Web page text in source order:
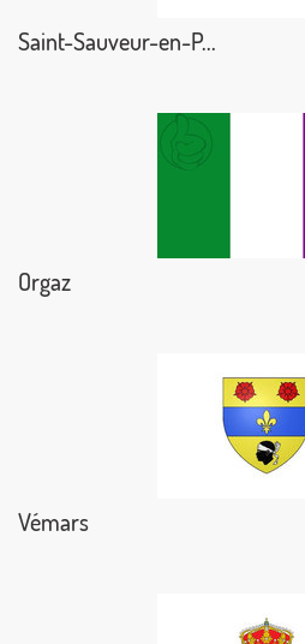
Saint-Sauveur-en-P...
Orgaz
Vémars